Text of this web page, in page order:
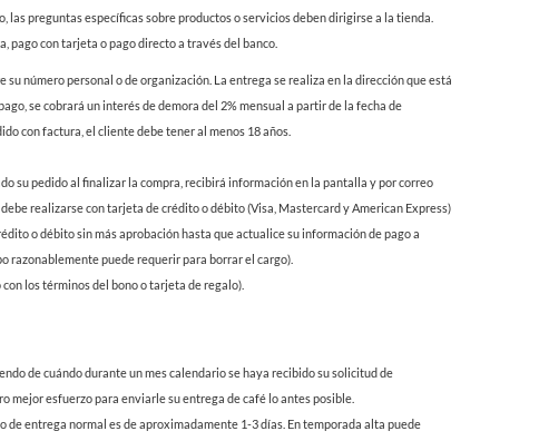
preguntas específicas sobre productos o servicios deben dirigirse a la tienda.
pago con tarjeta o pago directo a través del banco.
número personal o de organización. La entrega se realiza en la dirección que está
se cobrará un interés de demora del 2% mensual a partir de la fecha de
con factura, el cliente debe tener al menos 18 años.
su pedido al finalizar la compra, recibirá información en la pantalla y por correo
realizarse con tarjeta de crédito o débito (Visa, Mastercard y American Express)
o débito sin más aprobación hasta que actualice su información de pago a
razonablemente puede requerir para borrar el cargo).
los términos del bono o tarjeta de regalo).
de cuándo durante un mes calendario se haya recibido su solicitud de
mejor esfuerzo para enviarle su entrega de café lo antes posible.
entrega normal es de aproximadamente 1-3 días. En temporada alta puede